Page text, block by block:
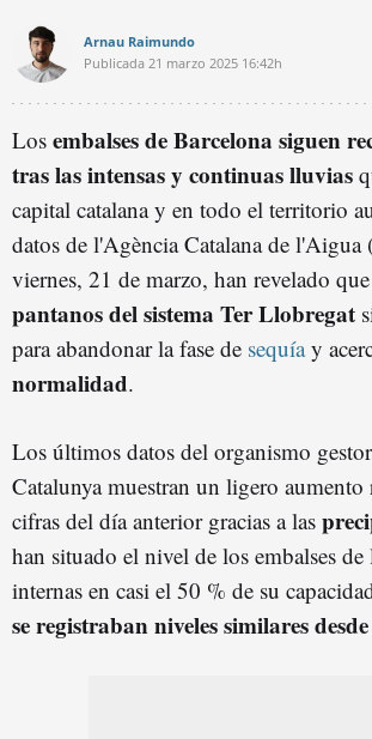
Arnau Raimundo
Publicada 21 marzo 2025 16:42h
Los embalses de Barcelona siguen
tras las intensas y continuas lluvias
capital catalana y en todo el territorio
datos de l'Agència Catalana de l'Aigua
viernes, 21 de marzo, han revelado
pantanos del sistema Ter Llobregat
para abandonar la fase de sequíay
normalidad.
Los últimos datos del organismo
Catalunya muestran un ligero aumento
cifras del día anterior gracias a las
han situado el nivel de los embalses de
internas en casi el 50 % de su
se registraban niveles similares